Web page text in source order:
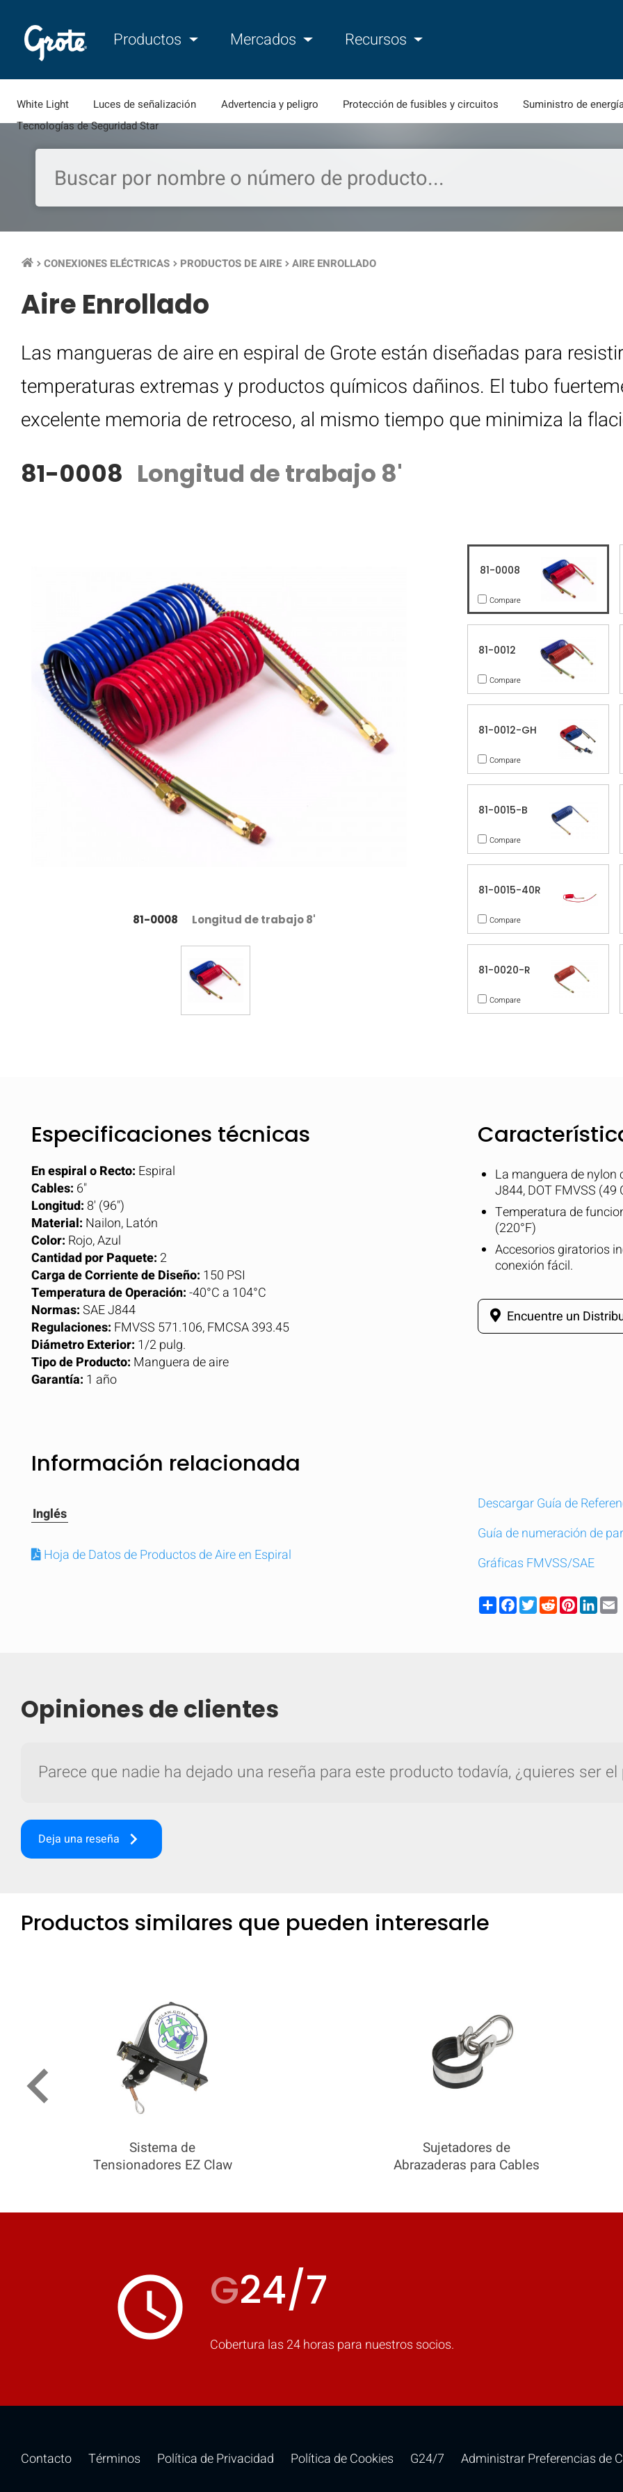
Productos Mercados Recursos
White Light Luces de señalización Advertencia y peligro Protección de fusibles y circuitos Suministro de
Tecnologías de Seguridad Star
keyboard_arrow_right CONEXIONES ELÉCTRICAS keyboard_arrow_right PRODUCTOS DE AIRE keyboard_arrow_right AIRE ENROLLADO
Aire Enrollado
Las mangueras de aire en espiral de Grote están diseñadas para
temperaturas extremas y productos químicos dañinos. El tubo
excelente memoria de retroceso, al mismo tiempo que minimiza la
81-0008 Longitud de trabajo 8'
81-0008 Longitud de trabajo 8'
81-0008
Compare
81-0012
Compare
81-0012-GH
Compare
81-0015-B
Compare
81-0015-40R
Compare
81-0020-R
Compare
Comparar
Especificaciones técnicas
En espiral o Recto: Espiral
Cables: 6"
Longitud: 8' (96")
Material: Nailon, Latón
Color: Rojo, Azul
Cantidad por Paquete: 2
Carga de Corriente de Diseño: 150 PSI
Temperatura de Operación:-40°C a 104°C
Normas:SAE J844
Regulaciones: FMVSS 571.106, FMCSA 393.45
Diámetro Exterior: 1/2 pulg.
Tipo de Producto: Manguera de aire
Garantía: 1 año
La manguera de nylon
J844, DOT FMVSS (49
Temperatura de
(220°F)
Accesorios giratorios
conexión fácil.
Encuentre un
Información relacionada
Inglés
Hoja de Datos de Productos de Aire en Espiral
Descargar Guía de
Guía de numeración de
Gráficas FMVSS/SAE
ShareFacebook
TwitterRedditPinterest
Opiniones de clientes
Parece que nadie ha dejado una reseña para este producto todavía, ¿quieres ser
Deja una reseña keyboard_arrow_right
Productos similares que pueden interesarle
Sistema de
Tensionadores EZ Claw
Sujetadores de
Abrazaderas para Cables
keyboard_arrow_left
access_time G24/7
Cobertura las 24 horas para nuestros socios.
Contacto Términos Política de Privacidad Política de Cookies G24/7 Administrar Preferencias de